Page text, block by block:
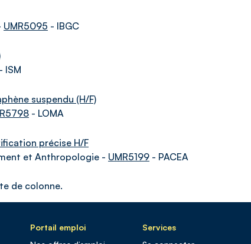
UMR5095 - IBGC
- ISM
suspendu (H/F)
- LOMA
précise H/F
et Anthropologie - UMR5199 - PACEA
de colonne.
Portail emploi
Services